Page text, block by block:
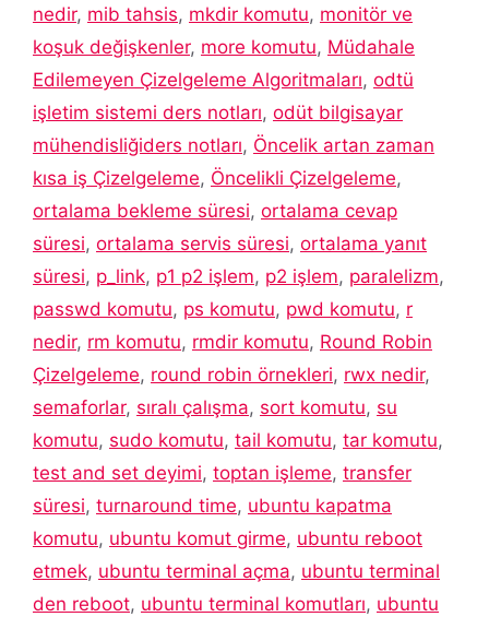
nedir, mib tahsis, mkdir komutu, monitör ve
koşuk değişkenler, more komutu, Müdahale
Edilemeyen Çizelgeleme Algoritmaları, odtü
işletim sistemi ders notları, odüt bilgisayar
mühendisliğiders notları, Öncelik artan zaman
kısa iş Çizelgeleme, Öncelikli Çizelgeleme,
ortalama bekleme süresi, ortalama cevap
süresi, ortalama servis süresi, ortalama yanıt
süresi, p_link, p1 p2 işlem, p2 işlem, paralelizm,
passwd komutu, ps komutu, pwd komutu, r
nedir, rm komutu, rmdir komutu, Round Robin
Çizelgeleme, round robin örnekleri, rwx nedir,
semaforlar, sıralı çalışma, sort komutu, su
komutu, sudo komutu, tail komutu, tar komutu,
test and set deyimi, toptan işleme, transfer
süresi, turnaround time, ubuntu kapatma
komutu, ubuntu komut girme, ubuntu reboot
etmek, ubuntu terminal açma, ubuntu terminal
den reboot, ubuntu terminal komutları, ubuntu